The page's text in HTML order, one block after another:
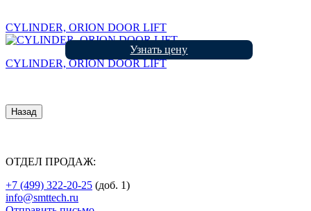
CYLINDER, ORION DOOR LIFT
CYLINDER, ORION DOOR LIFT
Узнать цену
Назад
ОТДЕЛ ПРОДАЖ:
+7 (499) 322-20-25 (доб. 1)
info@smttech.ru